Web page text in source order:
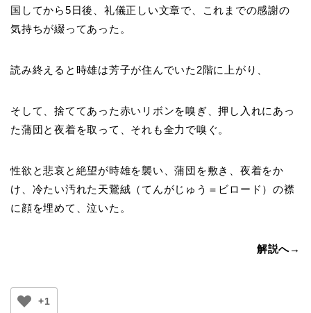
国してから5日後、礼儀正しい文章で、これまでの感謝の
気持ちが綴ってあった。
読み終えると時雄は芳子が住んでいた2階に上がり、
そして、捨ててあった赤いリボンを嗅ぎ、押し入れにあっ
た蒲団と夜着を取って、それも全力で嗅ぐ。
性欲と悲哀と絶望が時雄を襲い、蒲団を敷き、夜着をか
け、冷たい汚れた天鵞絨（てんがじゅう＝ビロード）の襟
に顔を埋めて、泣いた。
解説へ→
+1